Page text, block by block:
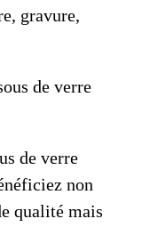
gravure,
de verre
de verre
non
qualité mais